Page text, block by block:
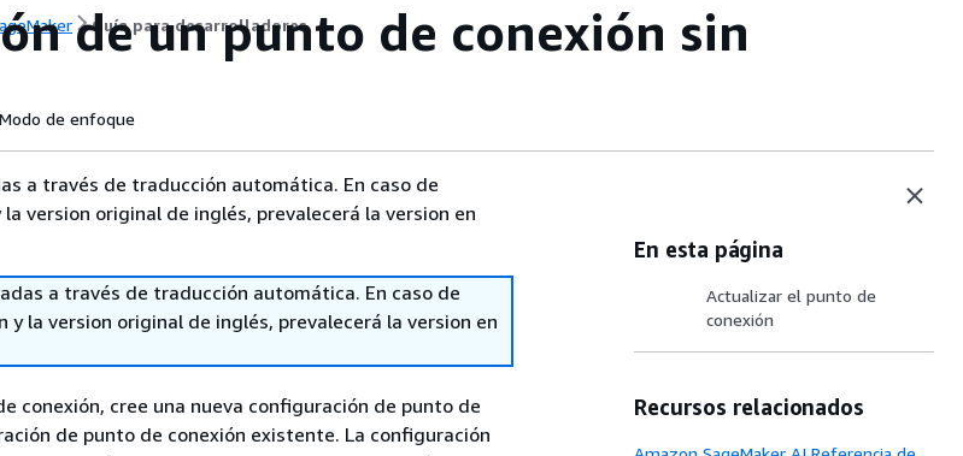
Guía para desarrolladores
de un punto de conexión sin
Modo de enfoque
a través de traducción automática. En caso de
version original de inglés, prevalecerá la version en
a través de traducción automática. En caso de
la version original de inglés, prevalecerá la version en
conexión, cree una nueva configuración de punto de
de punto de conexión existente. La configuración
En esta página
Actualizar el punto de
conexión
Recursos relacionados